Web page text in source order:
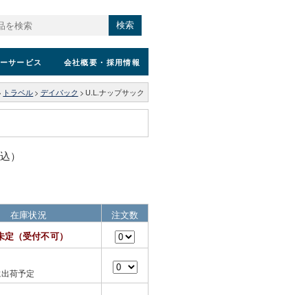
検索
サービス 会社概要 ・採用情報
トラベル > デイパック > U.L.ナップサック
）
在庫状況
注文数
（受付不可）
荷予定